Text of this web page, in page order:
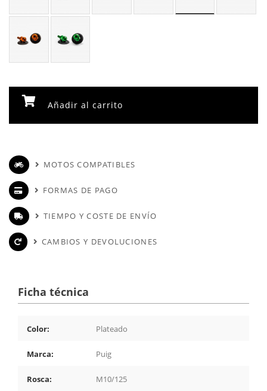
Añadir al carrito
MOTOS COMPATIBLES
FORMAS DE PAGO
TIEMPO Y COSTE DE ENVÍO
CAMBIOS Y DEVOLUCIONES
Ficha técnica
Color: Plateado
Marca: Puig
Rosca: M10/125